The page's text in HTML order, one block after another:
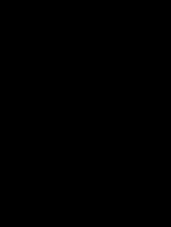
跟帖评论服
台以及其他
台，以发帖
发表文字、
家互联网信息